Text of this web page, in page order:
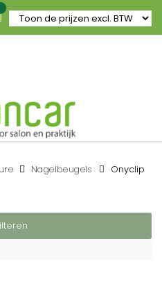
Nagelbeugels Onyclip